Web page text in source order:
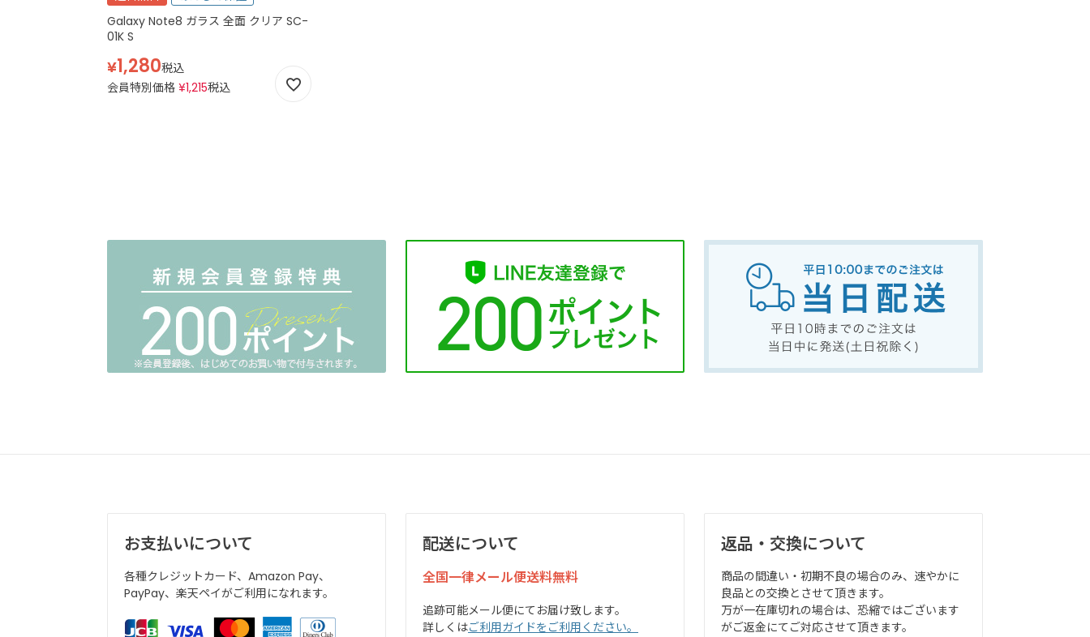
Galaxy Note8 ガラス 全面 クリア SC-
01K S
¥1,280税込
会員特別価格 ¥1,215税込
お支払いについて
各種クレジットカード、Amazon Pay、
PayPay、楽天ペイがご利用になれます。
配送について
全国一律メール便送料無料
追跡可能メール便にてお届け致します。
詳しくはご利用ガイドをご利用ください。
返品・交換について
商品の間違い・初期不良の場合のみ、速やかに
良品との交換とさせて頂きます。
万が一在庫切れの場合は、恐縮ではございます
がご返金にてご対応させて頂きます。